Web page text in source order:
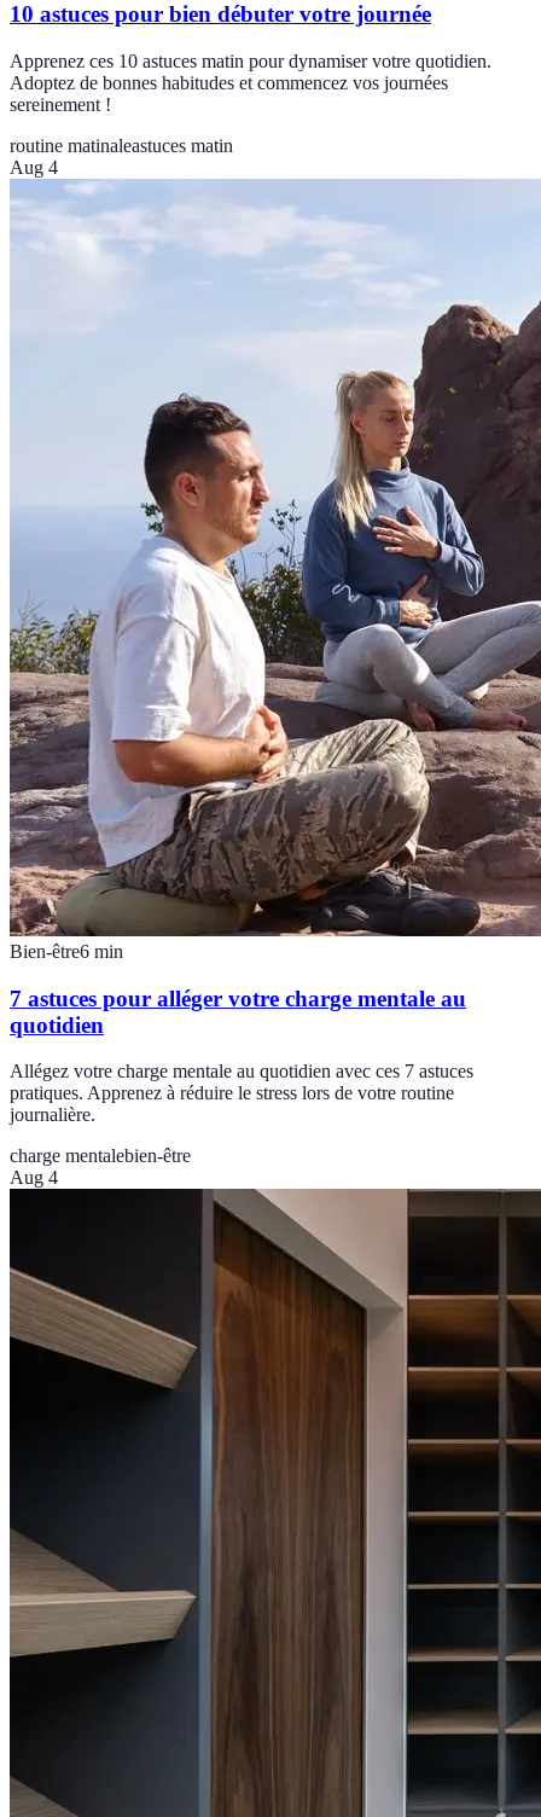
10 astuces pour bien débuter votre journée
Apprenez ces 10 astuces matin pour dynamiser votre quotidien.
Adoptez de bonnes habitudes et commencez vos journées
sereinement !
routine matinaleastuces matin
Aug 4
Bien-être6 min
7 astuces pour alléger votre charge mentale au
quotidien
Allégez votre charge mentale au quotidien avec ces 7 astuces
pratiques. Apprenez à réduire le stress lors de votre routine
journalière.
charge mentalebien-être
Aug 4